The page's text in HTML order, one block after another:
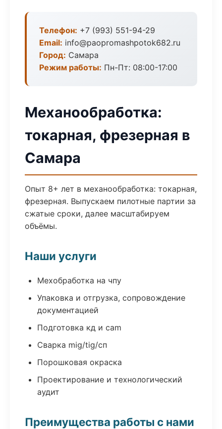
Телефон: +7 (993) 551-94-29
Email: info@paopromashpotok682.ru
Город: Самара
Режим работы: Пн-Пт: 08:00-17:00
Механообработка:
токарная, фрезерная в
Самара
Опыт 8+ лет в механообработка: токарная,
фрезерная. Выпускаем пилотные партии за
сжатые сроки, далее масштабируем
объёмы.
Наши услуги
Мехобработка на чпу
Упаковка и отгрузка, сопровождение
документацией
Подготовка кд и cam
Сварка mig/tig/сп
Порошковая окраска
Проектирование и технологический
аудит
Преимущества работы с нами